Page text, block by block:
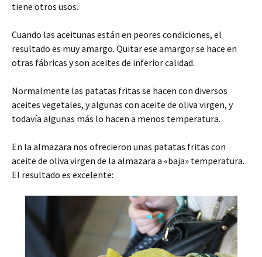
tiene otros usos.
Cuando las aceitunas están en peores condiciones, el
resultado es muy amargo. Quitar ese amargor se hace en
otras fábricas y son aceites de inferior calidad.
Normalmente las patatas fritas se hacen con diversos
aceites vegetales, y algunas con aceite de oliva virgen, y
todavía algunas más lo hacen a menos temperatura.
En la almazara nos ofrecieron unas patatas fritas con
aceite de oliva virgen de la almazara a «baja» temperatura.
El resultado es excelente: